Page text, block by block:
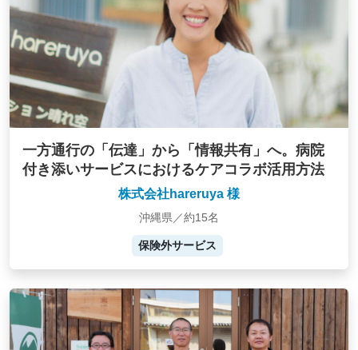
一方通行の「伝達」から「情報共有」へ。病院
付き添いサービスにおけるケアコラボ活用方法
株式会社hareruya 様
沖縄県／約15名
保険外サービス